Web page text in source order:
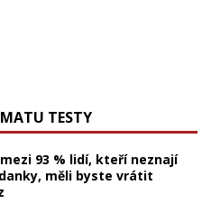
TESTY
93 % lidí, kteří neznají
měli byste vrátit